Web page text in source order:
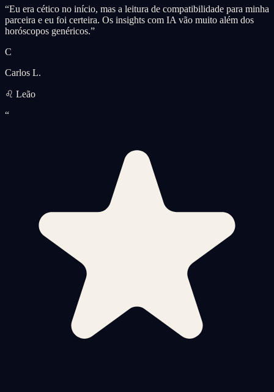
“Eu era cético no início, mas a leitura de compatibilidade para minha
parceira e eu foi certeira. Os insights com IA vão muito além dos
horóscopos genéricos.”
C
Carlos L.
♌ Leão
“